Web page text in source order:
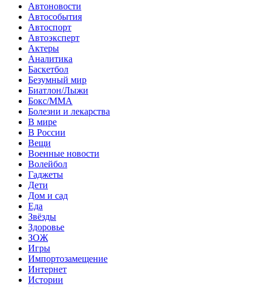
Автоновости
Автособытия
Автоспорт
Автоэксперт
Актеры
Аналитика
Баскетбол
Безумный мир
Биатлон/Лыжи
Бокс/MMA
Болезни и лекарства
В мире
В России
Вещи
Военные новости
Волейбол
Гаджеты
Дети
Дом и сад
Еда
Звёзды
Здоровье
ЗОЖ
Игры
Импортозамещение
Интернет
Истории